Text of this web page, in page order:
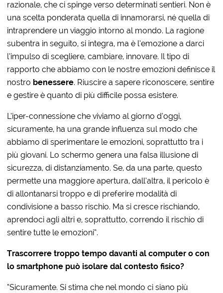
razionale, che ci spinge verso determinati sentieri. Non è
una scelta ponderata quella di innamorarsi, né quella di
intraprendere un viaggio intorno al mondo. La ragione
subentra in seguito, si integra, ma è l’emozione a darci
l’impulso di scegliere, cambiare, innovare. Il tipo di
rapporto che abbiamo con le nostre emozioni definisce il
nostro benessere. Riuscire a sapere riconoscere, sentire
e gestire è quanto di più difficile possa esistere.
L’iper-connessione che viviamo al giorno d’oggi,
sicuramente, ha una grande influenza sul modo che
abbiamo di sperimentare le emozioni, soprattutto tra i
più giovani. Lo schermo genera una falsa illusione di
sicurezza, di distanziamento. Se, da una parte, questo
permette una maggiore apertura, dall’altra, il pericolo è
di allontanarsi troppo e di preferire modalità di
condivisione a basso rischio. Ma si cresce rischiando,
aprendoci agli altri e, soprattutto, correndo il rischio di
sentire tutte le emozioni”.
Trascorrere troppo tempo davanti al computer o con
lo smartphone può isolare dal contesto fisico?
“Sicuramente. Si stima che nel mondo ci siano più